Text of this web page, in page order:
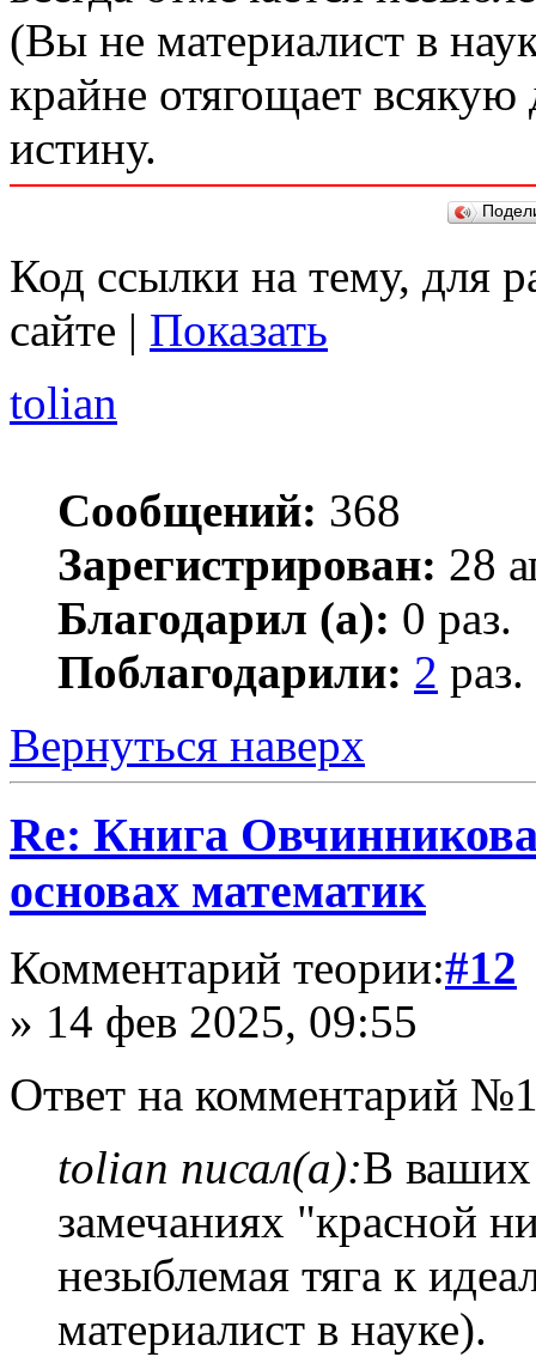
(Вы не материалист в
крайне отягощает
истину.
Код ссылки на тему, для
сайте | Показать
tolian
Сообщений: 368
Зарегистрирован: 28
Благодарил (а): 0 раз.
Поблагодарили: 2 раз.
Вернуться наверх
Re: Книга
основах математик
Комментарий теории:#12
» 14 фев 2025, 09:55
Ответ на комментарий
tolian писал(а):В
замечаниях "красной
незыблемая тяга к
материалист в науке).